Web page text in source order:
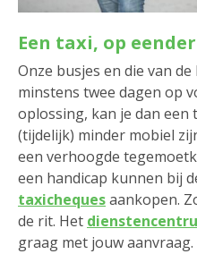
Een taxi, op
Onze busjes en die van
minstens twee dagen op
oplossing, kan je dan een
(tijdelijk) minder mobiel
een verhoogde
een handicap kunnen bij
taxichequesaankopen.
de rit. Het
graag met jouw aanvraag.